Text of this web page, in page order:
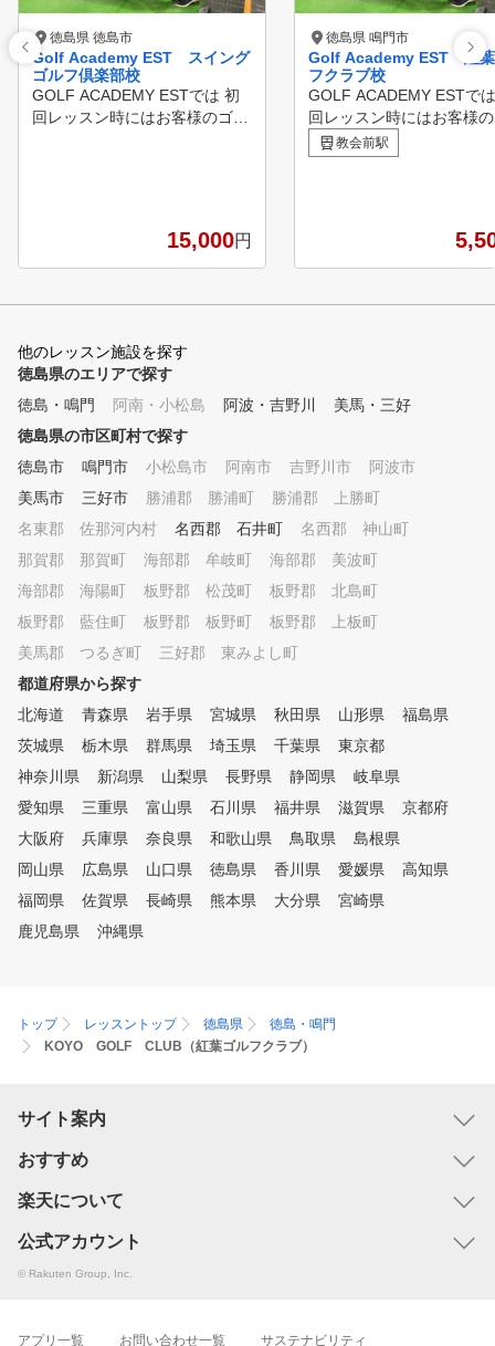
徳島県 徳島市
Golf Academy EST スイング
ゴルフ倶楽部校
GOLF ACADEMY ESTでは 初
回レッスン時にはお客様のゴル
者の方も安心して始められるよ
うに体験レッスンもご用意して
おりますので、 まずはお気軽
15,000円
徳島県 鳴門市
Golf Academy EST 紅
フクラブ校
GOLF ACADEMY ESTで
回レッスン時にはお客様
フ歴・スポーツ経験 、お
などカウセリングさせて
者の方も安心して始めら
うに体験レッスンもご用
おりますので、 まずはお
教会前駅
他のレッスン施設を探す
徳島県のエリアで探す
徳島・鳴門
阿南・小松島 阿波・吉野川
美馬・三好
徳島県の市区町村で探す
徳島市
鳴門市 小松島市 阿南市 吉野川市
阿波市
美馬市
三好市 勝浦郡 勝浦町
勝浦郡 上勝町
名東郡 佐那河内村
名西郡 石井町
名西郡 神山町
那賀郡 那賀町
海部郡 牟岐町
海部郡 美波町
海部郡 海陽町
板野郡 松茂町
板野郡 北島町
板野郡 藍住町
板野郡 板野町
板野郡 上板町
美馬郡 つるぎ町
三好郡 東みよし町
都道府県から探す
北海道
青森県 岩手県 宮城県 秋田県 山形県
福島県
茨城県
栃木県 群馬県 埼玉県 千葉県
東京都
神奈川県
新潟県 山梨県 長野県 静岡県
岐阜県
愛知県
三重県 富山県 石川県 福井県 滋賀県
京都府
大阪府
兵庫県 奈良県 和歌山県 鳥取県
島根県
岡山県
広島県 山口県 徳島県 香川県 愛媛県
高知県
福岡県
佐賀県 長崎県 熊本県 大分県
宮崎県
鹿児島県
沖縄県
トップ レッスントップ 徳島県
徳島・鳴門
KOYO GOLF CLUB（紅葉ゴルフクラブ）
サイト案内
おすすめ
楽天について
公式アカウント
© Rakuten Group, Inc.
アプリ一覧 お問い合わせ一覧 サステナビリティ